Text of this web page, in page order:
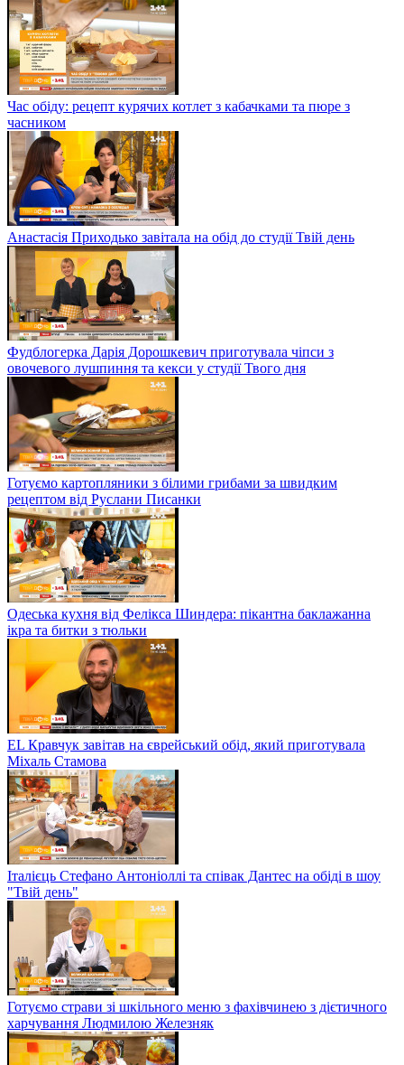
Час обіду: рецепт курячих котлет з кабачками та пюре з
часником
Анастасія Приходько завітала на обід до студії Твій день
Фудблогерка Дарія Дорошкевич приготувала чіпси з
овочевого лушпиння та кекси у студії Твого дня
Готуємо картопляники з білими грибами за швидким
рецептом від Руслани Писанки
Одеська кухня від Фелікса Шиндера: пікантна баклажанна
ікра та битки з тюльки
EL Кравчук завітав на єврейський обід, який приготувала
Міхаль Стамова
Італієць Стефано Антоніоллі та співак Дантес на обіді в шоу
"Твій день"
Готуємо страви зі шкільного меню з фахівчинею з дієтичного
харчування Людмилою Железняк